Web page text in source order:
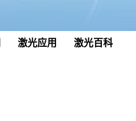
激光应用 激光百科